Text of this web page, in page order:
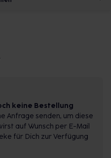
keine Bestellung
Anfrage senden, um diese
auf Wunsch per E-Mail
für Dich zur Verfügung